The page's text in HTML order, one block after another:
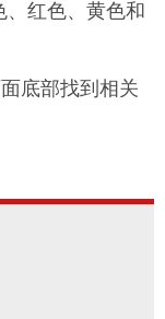
、红色、黄色和
底部找到相关